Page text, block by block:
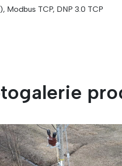
Modbus TCP, DNP 3.0 TCP